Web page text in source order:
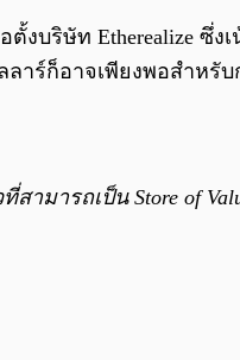
งบริษัท Etherealize ซึ่ง
าร์ก็อาจเพียงพอสำหรั
มารถเป็น Store of